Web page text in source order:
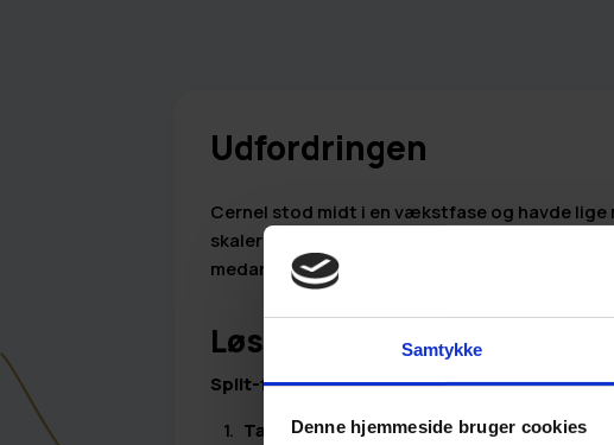
Samtykke
Denne hjemmeside bruger cookies
Udfordringen
Cernel stod midt i en vækstfase og havde
skalere effektivt, var det afgørende at finde
medarbejdere blev forstået og iscenesat på
Løsningen
Split-forløb med fokus på både
Talentprofiler til hele teamet: Alle